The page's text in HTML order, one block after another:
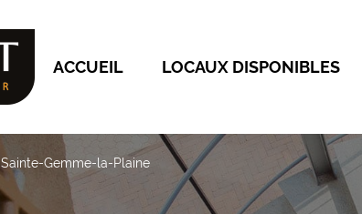
ACCUEIL LOCAUX DISPONIBLES
Sainte-Gemme-la-Plaine